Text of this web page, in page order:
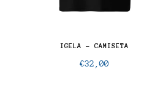
IGELA - CAMISETA
Precio
€32,00